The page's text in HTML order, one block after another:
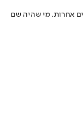
אחרות, מי שהיה שם